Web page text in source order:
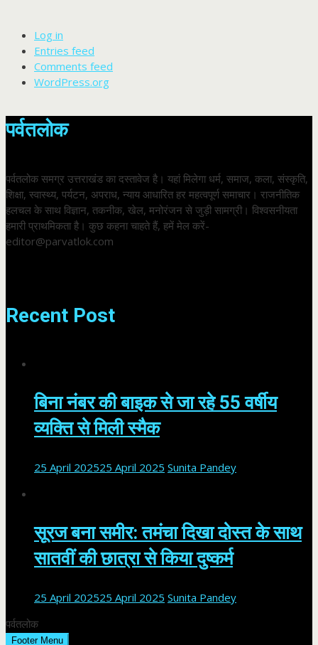
Log in
Entries feed
Comments feed
WordPress.org
पर्वतलोक
पर्वतलोक समग्र उत्तराखंड का दस्तावेज है। यहां मिलेगा धर्म, समाज, कला, संस्कृति,
शिक्षा, स्वास्थ्य, पर्यटन, अपराध, न्याय आधारित हर महत्वपूर्ण समाचार। राजनीतिक
हलचल के साथ विज्ञान, तकनीक, खेल, मनोरंजन से जुड़ी सामग्री। विश्वसनीयता
हमारी प्राथमिकता है। कुछ कहना चाहते हैं, हमें मेल करें-
editor@parvatlok.com
Recent Post
बिना नंबर की बाइक से जा रहे 55 वर्षीय
व्यक्ति से मिली स्मैक
25 April 202525 April 2025 Sunita Pandey
सूरज बना समीर: तमंचा दिखा दोस्त के साथ
सातवीं की छात्रा से किया दुष्कर्म
25 April 202525 April 2025 Sunita Pandey
पर्वतलोक
Footer Menu